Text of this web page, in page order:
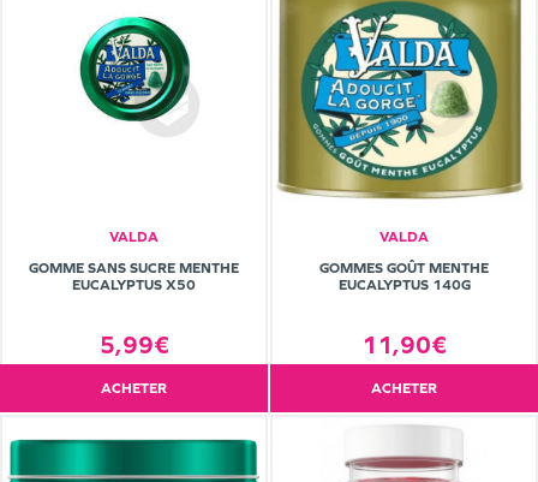
VALDA
GOMME SANS SUCRE MENTHE
EUCALYPTUS X50
5,99€
ACHETER
VALDA
GOMMES GOÛT MENTHE
EUCALYPTUS 140G
11,90€
ACHETER